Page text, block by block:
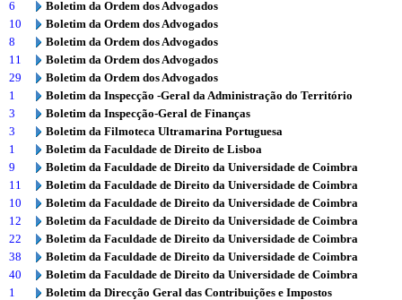
6
Boletim da Ordem dos Advogados
10
Boletim da Ordem dos Advogados
8
Boletim da Ordem dos Advogados
11
Boletim da Ordem dos Advogados
29
Boletim da Ordem dos Advogados
1
Boletim da Inspecção -Geral da Administração do Território
3
Boletim da Inspecção-Geral de Finanças
3
Boletim da Filmoteca Ultramarina Portuguesa
1
Boletim da Faculdade de Direito de Lisboa
9
Boletim da Faculdade de Direito da Universidade de Coimbra
11
Boletim da Faculdade de Direito da Universidade de Coimbra
10
Boletim da Faculdade de Direito da Universidade de Coimbra
12
Boletim da Faculdade de Direito da Universidade de Coimbra
22
Boletim da Faculdade de Direito da Universidade de Coimbra
38
Boletim da Faculdade de Direito da Universidade de Coimbra
40
Boletim da Faculdade de Direito da Universidade de Coimbra
1
Boletim da Direcção Geral das Contribuições e Impostos